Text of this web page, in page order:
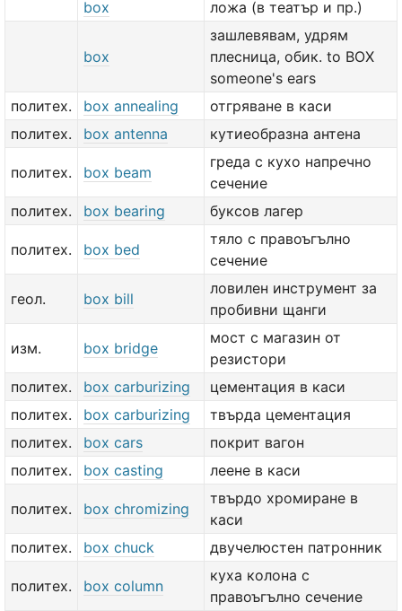
box ложа (в театър и пр.)
box
зашлевявам, удрям
плесница, обик. to BOX
someone's ears
политех.
box annealing
отгряване в каси
политех.
box antenna кутиеобразна антена
политех. box beam
греда с кухо напречно
сечение
политех.
box bearing буксов лагер
политех. box bed
тяло с правоъгълно
сечение
геол. box bill
ловилен инструмент за
пробивни щанги
изм. box bridge
мост с магазин от
резистори
политех.
box carburizing
цементация в каси
политех.
box carburizing
твърда цементация
политех.
box cars
покрит вагон
политех.
box casting леене в каси
политех. box chromizing
твърдо хромиране в
каси
политех.
box chuck двучелюстен патронник
политех. box column
куха колона с
правоъгълно сечение